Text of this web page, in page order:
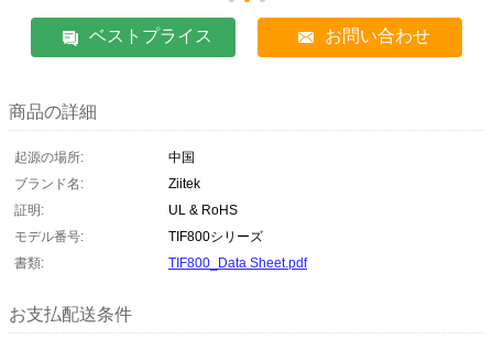
ベストプライス お問い合わせ
商品の詳細
起源の場所:
中国
ブランド名:
Ziitek
証明:
UL & RoHS
モデル番号:
TIF800シリーズ
書類:
TIF800_Data Sheet.pdf
お支払配送条件